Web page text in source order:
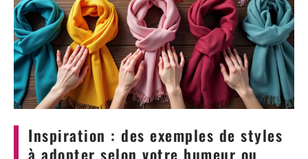
Inspiration : des exemples de styles
à adopter selon votre humeur ou